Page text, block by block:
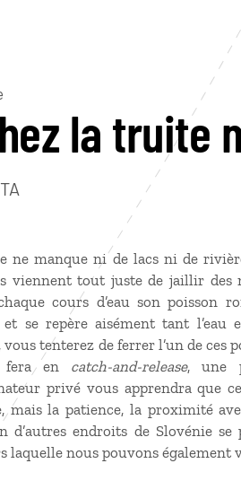
la truite
ne manque ni de lacs ni de
viennent tout juste de jaillir des
cours d’eau son poisson
se repère aisément tant
vous tenterez de ferrer l’un de ces
fera en catch-and-release, une
privé vous apprendra que
mais la patience, la proximité
d’autres endroits de Slovénie
laquelle nous pouvons également